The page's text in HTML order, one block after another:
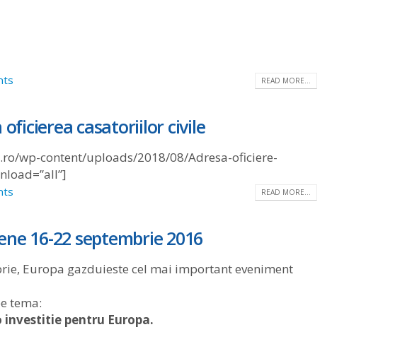
READ MORE...
casatoriilor civile
wp-content/uploads/2018/08/Adresa-oficiere-
READ MORE...
16-22 septembrie 2016
Europa gazduieste cel mai important eveniment
tema:
pentru Europa.